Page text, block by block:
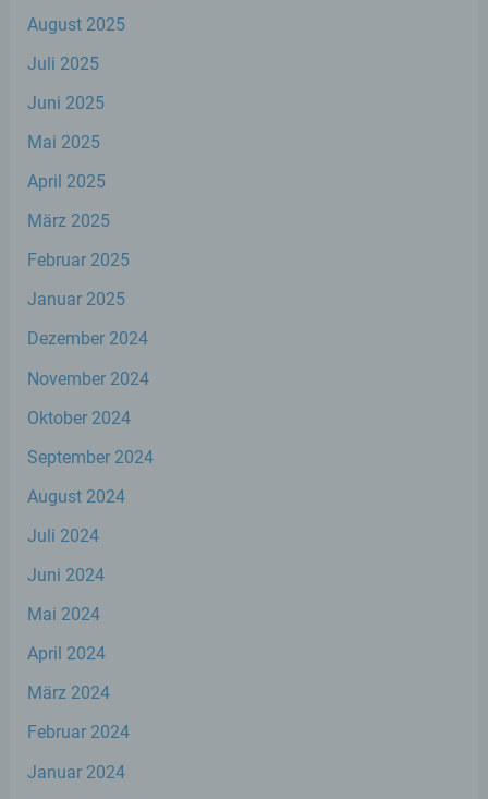
August 2025
Juli 2025
Juni 2025
Mai 2025
April 2025
März 2025
Februar 2025
Januar 2025
Dezember 2024
November 2024
Oktober 2024
September 2024
August 2024
Juli 2024
Juni 2024
Mai 2024
April 2024
März 2024
Februar 2024
Januar 2024
persönlicher Vorlieben, Interessen,
Pseudonymisierung ist die Verarbeitung
auf welche die personenbezogenen Daten
Informationen nicht mehr einer spezifischen
können, sofern diese zusätzlichen
werden und technischen und
die gewährleisten, dass die
identifizierten oder identifizierbaren
natürlichen Person zugewiesen werden.
Verarbeitung Verantwortlicher
Verantwortlicher ist die natürliche oder
oder andere Stelle, die allein oder
und Mittel der Verarbeitung von
Sind die Zwecke und Mittel dieser